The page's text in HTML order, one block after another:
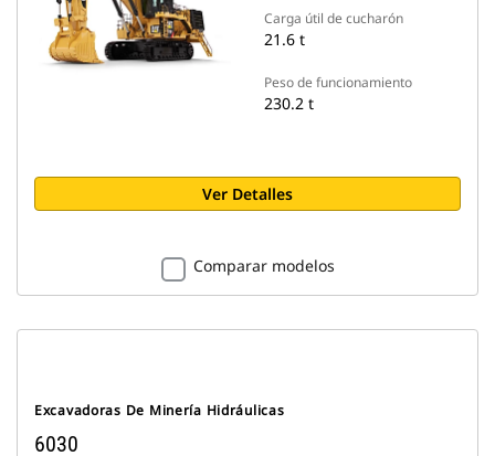
Carga útil de cucharón
21.6 t
Peso de funcionamiento
230.2 t
Ver Detalles
Comparar modelos
Excavadoras De Minería Hidráulicas
6030